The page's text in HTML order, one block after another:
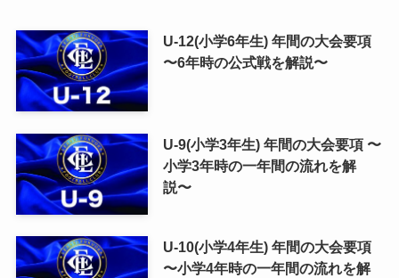
U-12(小学6年生) 年間の大会要項
〜6年時の公式戦を解説〜
U-9(小学3年生) 年間の大会要項 〜
小学3年時の一年間の流れを解
説〜
U-10(小学4年生) 年間の大会要項
〜小学4年時の一年間の流れを解